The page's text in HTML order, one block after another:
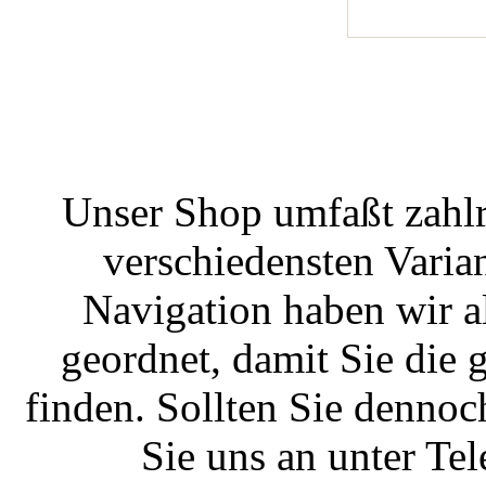
Unser Shop umfaßt
verschiedensten
Navigation haben wir
geordnet, damit Sie die
finden. Sollten Sie
Sie uns an unter